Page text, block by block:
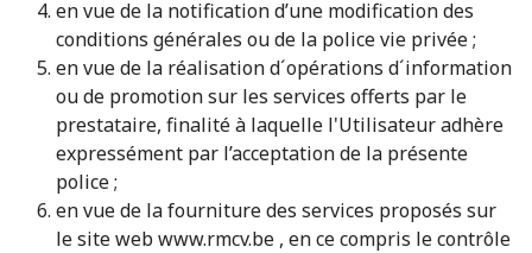
en vue de la notification d’une modification des
conditions générales ou de la police vie privée ;
en vue de la réalisation d´opérations d´information
ou de promotion sur les services offerts par le
prestataire, finalité à laquelle l'Utilisateur adhère
expressément par l’acceptation de la présente
police ;
en vue de la fourniture des services proposés sur
le site web www.rmcv.be , en ce compris le contrôle